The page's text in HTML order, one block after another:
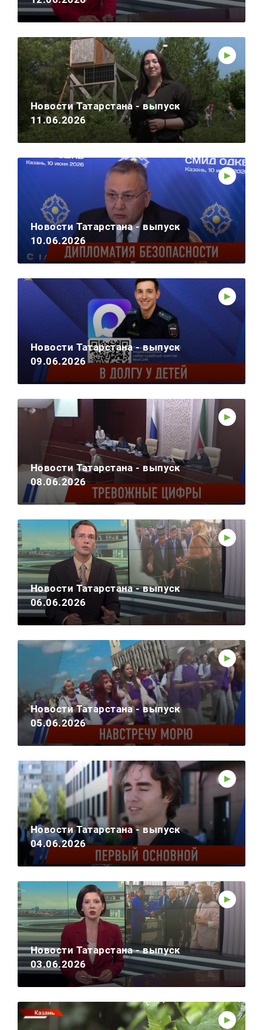
Новости Татарстана - выпуск
11.06.2026
Новости Татарстана - выпуск
10.06.2026
Новости Татарстана - выпуск
09.06.2026
Новости Татарстана - выпуск
08.06.2026
Новости Татарстана - выпуск
06.06.2026
Новости Татарстана - выпуск
05.06.2026
Новости Татарстана - выпуск
04.06.2026
Новости Татарстана - выпуск
03.06.2026